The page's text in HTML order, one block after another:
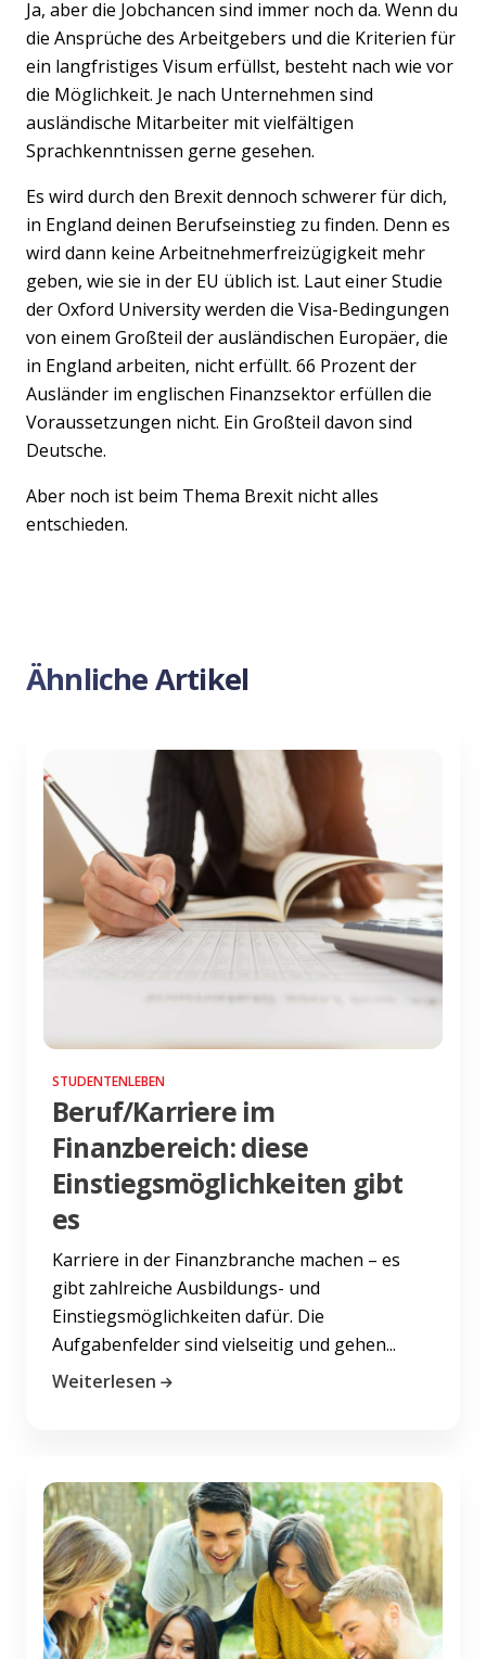
Ja, aber die Jobchancen sind immer noch da. Wenn du
die Ansprüche des Arbeitgebers und die Kriterien für
ein langfristiges Visum erfüllst, besteht nach wie vor
die Möglichkeit. Je nach Unternehmen sind
ausländische Mitarbeiter mit vielfältigen
Sprachkenntnissen gerne gesehen.
Es wird durch den Brexit dennoch schwerer für dich,
in England deinen Berufseinstieg zu finden. Denn es
wird dann keine Arbeitnehmerfreizügigkeit mehr
geben, wie sie in der EU üblich ist. Laut einer Studie
der Oxford University werden die Visa-Bedingungen
von einem Großteil der ausländischen Europäer, die
in England arbeiten, nicht erfüllt. 66 Prozent der
Ausländer im englischen Finanzsektor erfüllen die
Voraussetzungen nicht. Ein Großteil davon sind
Deutsche.
Aber noch ist beim Thema Brexit nicht alles
entschieden.
Ähnliche Artikel
STUDENTENLEBEN
Beruf/Karriere im
Finanzbereich: diese
Einstiegsmöglichkeiten gibt
es
Karriere in der Finanzbranche machen – es
gibt zahlreiche Ausbildungs- und
Einstiegsmöglichkeiten dafür. Die
Aufgabenfelder sind vielseitig und gehen...
Weiterlesen